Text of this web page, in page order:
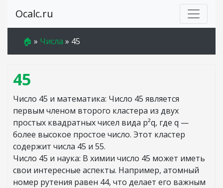
Ocalc.ru
🏠 » Числа » 45
45
Число 45 и математика: Число 45 является
первым членом второго кластера из двух
простых квадратных чисел вида p²q, где q —
более высокое простое число. Этот кластер
содержит числа 45 и 55.
Число 45 и наука: В химии число 45 может иметь
свои интересные аспекты. Например, атомный
номер рутения равен 44, что делает его важным